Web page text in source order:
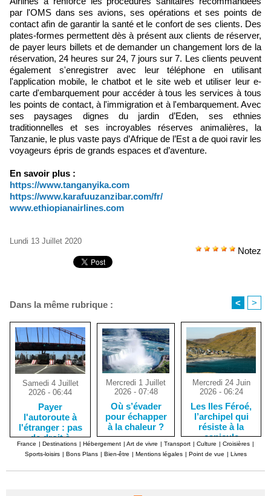
par l'OMS dans ses avions, ses opérations et ses points de
contact afin de garantir la santé et le confort de ses clients. Des
plates-formes permettent dès à présent aux clients de réserver,
de payer leurs billets et de demander un changement lors de la
réservation, 24 heures sur 24, 7 jours sur 7. Les clients peuvent
également s'enregistrer avec leur téléphone en utilisant
l'application mobile, le chatbot et le site web et utiliser leur e-
carte d'embarquement pour accéder à tous les services à tous
les points de contact, à l'immigration et à l'embarquement. Avec
ses paysages dignes du jardin d’Eden, ses ethnies
traditionnelles et ses incroyables réserves animalières, la
Tanzanie, le plus vaste pays d’Afrique de l’Est a de quoi ravir les
voyageurs épris de grands espaces et d’aventure.
En savoir plus :
https://www.tanganyika.com
https://www.karafuuzanzibar.com/fr/
www.ethiopianairlines.com
Lundi 13 Juillet 2020
Notez
Dans la même rubrique : < >
Samedi 4 Juillet
2026 - 06:44
Payer
l'autoroute à
l'étranger : pas
de droit à
l'erreur !
Mercredi 1 Juillet
2026 - 07:48
Où s’évader
pour échapper
à la chaleur ?
Mercredi 24 Juin
2026 - 06:24
Les Iles Féroé,
l’archipel qui
résiste à la
canicule
France Destinations Hébergement Art de vivre Transport Culture Croisières
Sports-loisirs
Bons Plans Bien-être Mentions légales Point de vue Livres